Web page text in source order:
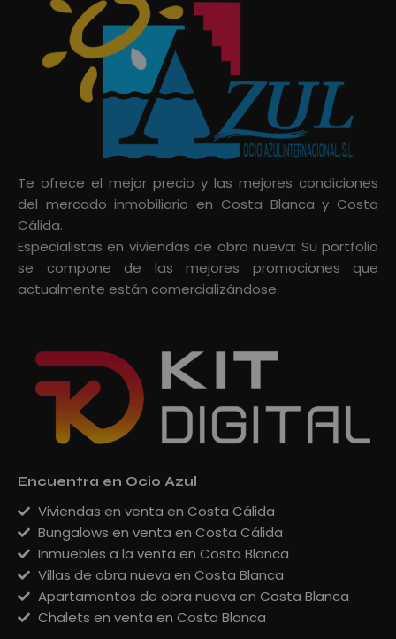
Te ofrece el mejor precio y las mejores condiciones
del mercado inmobiliario en Costa Blanca y Costa
Cálida.
Especialistas en viviendas de obra nueva: Su portfolio
se compone de las mejores promociones que
actualmente están comercializándose.
Encuentra en Ocio Azul
Viviendas en venta en Costa Cálida
Bungalows en venta en Costa Cálida
Inmuebles a la venta en Costa Blanca
Villas de obra nueva en Costa Blanca
Apartamentos de obra nueva en Costa Blanca
Chalets en venta en Costa Blanca